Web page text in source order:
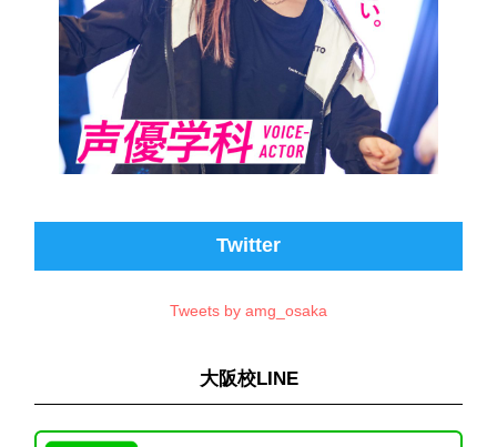
Twitter
Tweets by amg_osaka
大阪校LINE